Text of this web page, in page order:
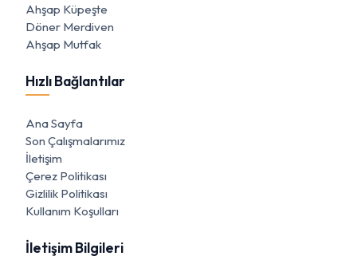
Ahşap Küpeşte
Döner Merdiven
Ahşap Mutfak
Hızlı Bağlantılar
Ana Sayfa
Son Çalışmalarımız
İletişim
Çerez Politikası
Gizlilik Politikası
Kullanım Koşulları
İletişim Bilgileri